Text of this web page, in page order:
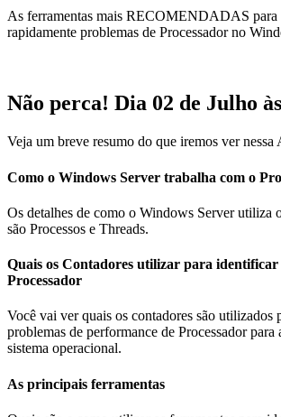
As ferramentas mais RECOMENDADAS para
rapidamente problemas de Processador no
Não perca! Dia 02 de Julho
Veja um breve resumo do que iremos ver
Como o Windows Server trabalha com o
Os detalhes de como o Windows Server utiliza
são Processos e Threads.
Quais os Contadores utilizar para identificar
Processador
Você vai ver quais os contadores são utilizados
problemas de performance de Processador para
sistema operacional.
As principais ferramentas